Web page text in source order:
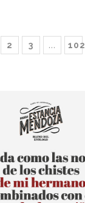
2 3 … 102